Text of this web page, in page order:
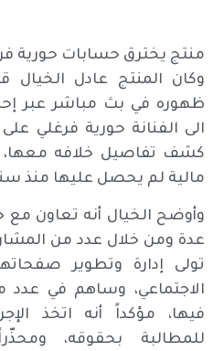
منتج يخترق حسابات حورية
وكان المنتج عادل الخيال
ظهوره في بث مباشر عبر
الى الفنانة حورية فرغلي
كشف تفاصيل خلافه معها،
مالية لم يحصل عليها منذ
وأوضح الخيال أنه تعاون
عدة ومن خلال عدد من
تولى إدارة وتطوير
الاجتماعي، وساهم في عدد
فيها، مؤكداً أنه اتخذ
للمطالبة بحقوقه،